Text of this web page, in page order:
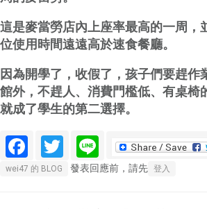
這是麥當勞店內上座率最高的一周，
位使用時間遠遠高於速食餐廳。
因為開學了，收假了，孩子們要趕作
館外，不趕人、消費門檻低、有桌椅
就成了學生的第二選擇。
Facebook
Twitter
Line
wei47 的 BLOG 發表回應前，請先 登入